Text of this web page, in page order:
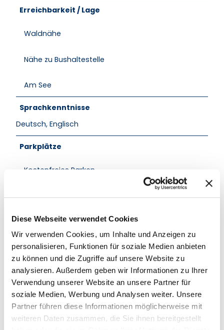
Diese Webseite verwendet Cookies
Wir verwenden Cookies, um Inhalte und Anzeigen zu
personalisieren, Funktionen für soziale Medien anbieten
zu können und die Zugriffe auf unsere Website zu
analysieren. Außerdem geben wir Informationen zu Ihrer
Verwendung unserer Website an unsere Partner für
soziale Medien, Werbung und Analysen weiter. Unsere
Partner führen diese Informationen möglicherweise mit
weiteren Daten zusammen, die Sie ihnen bereitgestellt
Erreichbarkeit / Lage
Waldnähe
Nähe zu Bushaltestelle
Am See
Sprachkenntnisse
Deutsch, Englisch
Parkplätze
Kostenfreies Parken
für Familien
für Individualgäste
Haustiere erlaubt
Sprachkenntnisse
Deutsch, Englisch